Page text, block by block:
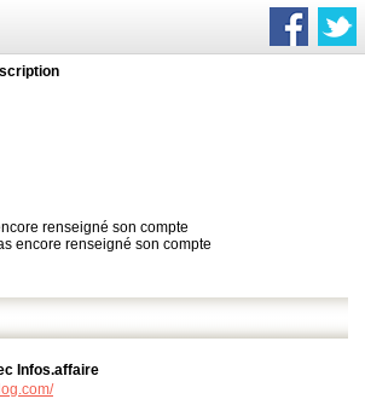
renseigné son compte
encore renseigné son compte
Infos.affaire